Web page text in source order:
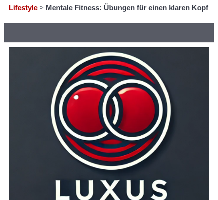
Lifestyle > Mentale Fitness: Übungen für einen klaren Kopf